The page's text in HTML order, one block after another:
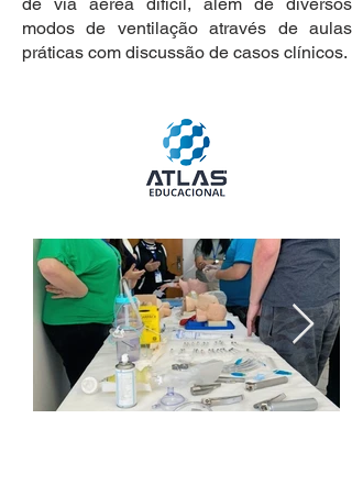
modos de ventilação através de aulas
práticas com discussão de casos clínicos.